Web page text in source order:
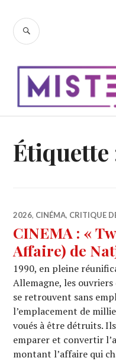
contenu
RECHERCHE
Étiquette
2026, CINÉMA, CRITIQUE
CINEMA : «
Affaire) de
1990, en pleine
Allemagne, les ouvriers
se retrouvent sans
l’emplacement de
voués à être détruits.
emparer et convertir
montant l’affaire qui